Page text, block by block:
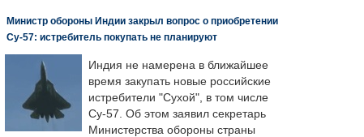
Министр обороны Индии закрыл вопрос о приобретении
Су-57: истребитель покупать не планируют
Индия не намерена в ближайшее
время закупать новые российские
истребители "Сухой", в том числе
Су-57. Об этом заявил секретарь
Министерства обороны страны